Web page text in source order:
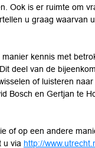
Ook is er ruimte om
u graag waarvan
kennis met
deel van de
of luisteren
Bosch en Gertjan te
of op een andere
u via http://